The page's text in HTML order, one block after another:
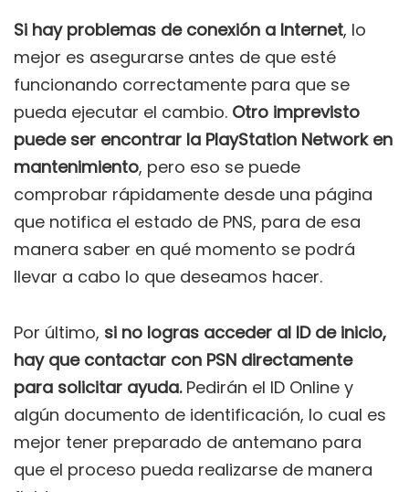
Si hay problemas de conexión a Internet, lo
mejor es asegurarse antes de que esté
funcionando correctamente para que se
pueda ejecutar el cambio. Otro imprevisto
puede ser encontrar la PlayStation Network en
mantenimiento, pero eso se puede
comprobar rápidamente desde una página
que notifica el estado de PNS, para de esa
manera saber en qué momento se podrá
llevar a cabo lo que deseamos hacer.
Por último, si no logras acceder al ID de inicio,
hay que contactar con PSN directamente
para solicitar ayuda.Pedirán el ID Online y
algún documento de identificación, lo cual es
mejor tener preparado de antemano para
que el proceso pueda realizarse de manera